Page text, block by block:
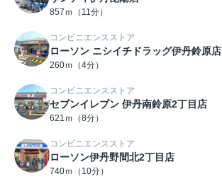
857ｍ（11分）
コンビニエンスストア
ローソン ニシイチドラッグ伊丹鈴原店
260ｍ（4分）
コンビニエンスストア
セブンイレブン 伊丹南鈴原2丁目店
621ｍ（8分）
コンビニエンスストア
ローソン伊丹野間北2丁目店
740ｍ（10分）